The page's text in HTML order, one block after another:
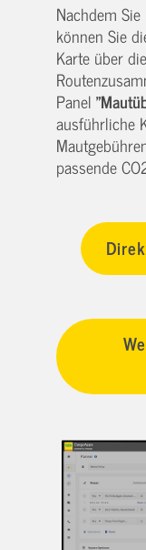
Nachdem
können Sie
Karte über
Panel
ausführliche
passende